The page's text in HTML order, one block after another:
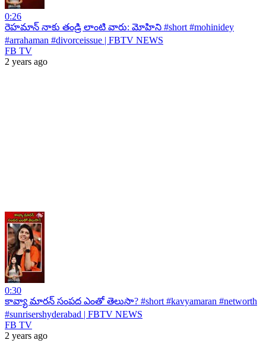
0:26
రెహమాన్ నాకు తండ్రి లాంటి వారు: మోహిని #short #mohinidey
#arrahaman #divorceissue | FBTV NEWS
FB TV
2 years ago
0:30
కావ్యా మారన్ సంపద ఎంతో తెలుసా? #short #kavyamaran #networth
#sunrisershyderabad | FBTV NEWS
FB TV
2 years ago